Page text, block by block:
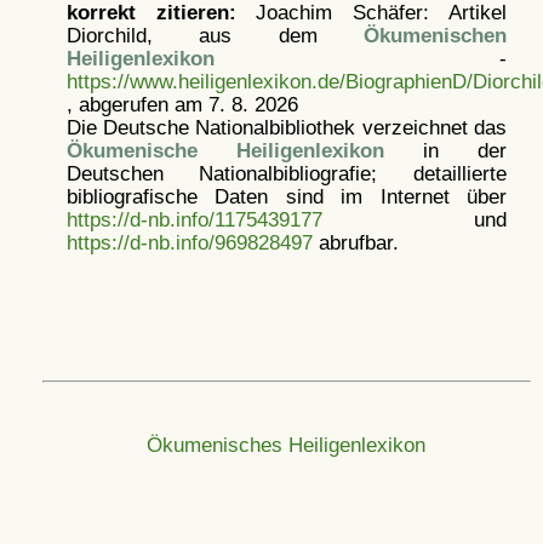
korrekt zitieren: Joachim Schäfer: Artikel
Diorchild, aus dem Ökumenischen
Heiligenlexikon-
https://www.heiligenlexikon.de/BiographienD/
, abgerufen am 7. 8. 2026
Die Deutsche Nationalbibliothek verzeichnet das
Ökumenische Heiligenlexikonin der
Deutschen Nationalbibliografie; detaillierte
bibliografische Daten sind im Internet über
https://d-nb.info/1175439177und
https://d-nb.info/969828497abrufbar.
Ökumenisches Heiligenlexikon